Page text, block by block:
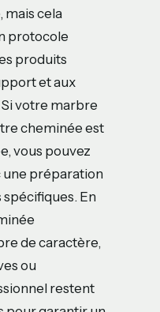
mais cela
protocole
produits
et aux
votre marbre
cheminée est
vous pouvez
une préparation
En
de caractère,
ou
restent